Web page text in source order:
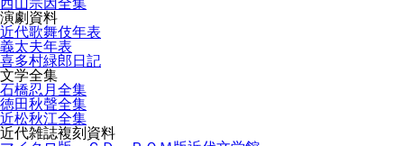
西山宗因全集
演劇資料
近代歌舞伎年表
義太夫年表
喜多村緑郎日記
文学全集
石橋忍月全集
徳田秋聲全集
近松秋江全集
近代雑誌複刻資料